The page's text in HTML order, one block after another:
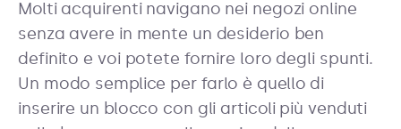
Molti acquirenti navigano nei negozi online
senza avere in mente un desiderio ben
definito e voi potete fornire loro degli spunti.
Un modo semplice per farlo è quello di
inserire un blocco con gli articoli più venduti